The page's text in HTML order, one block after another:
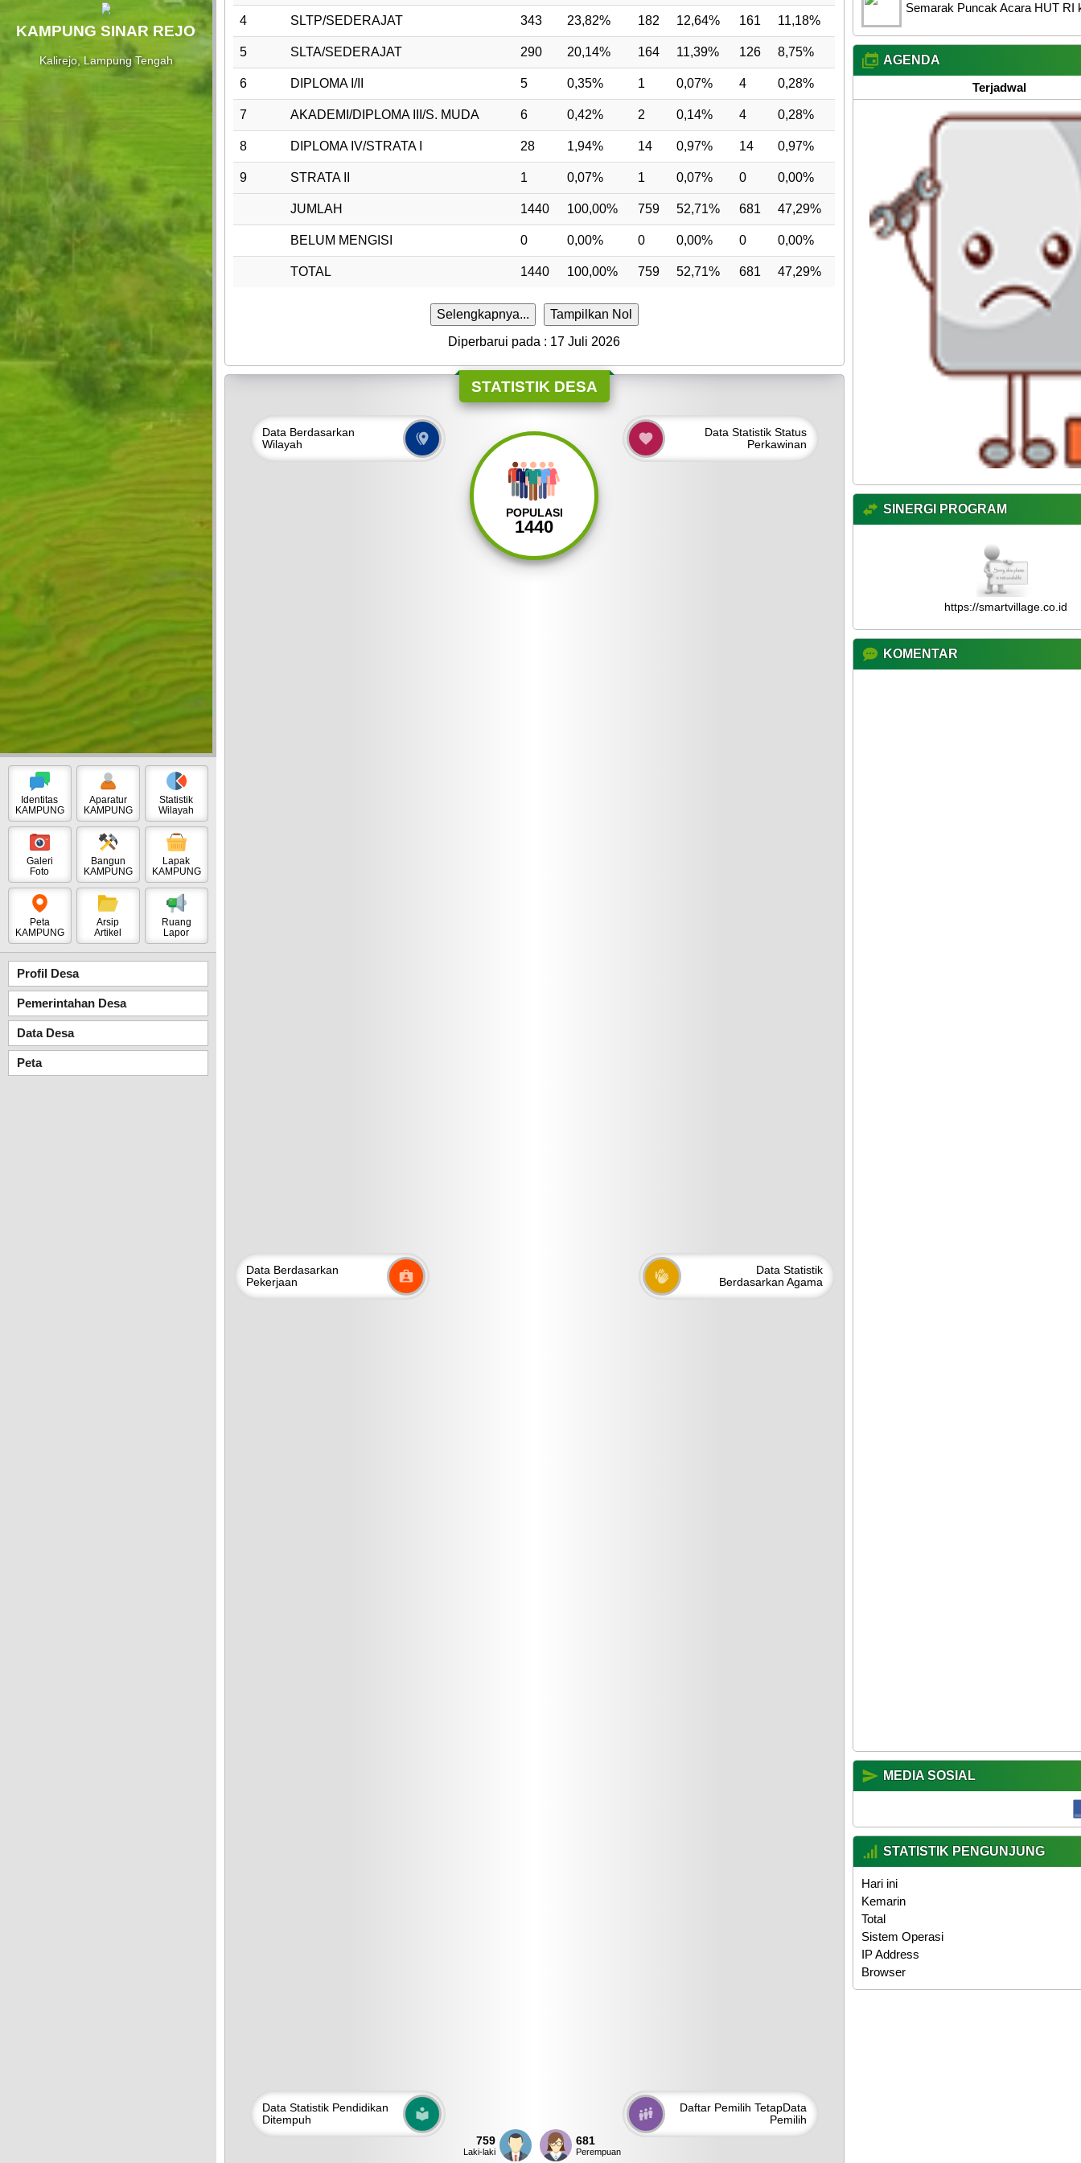
KAMPUNG SINAR REJO
Kalirejo, Lampung Tengah
Identitas
KAMPUNG
Aparatur
KAMPUNG
Statistik
Wilayah
Galeri
Foto
Bangun
KAMPUNG
Lapak
KAMPUNG
Peta
KAMPUNG
Arsip
Artikel
Ruang
Lapor
Profil Desa
Pemerintahan Desa
Data Desa
Peta
4 SLTP/SEDERAJAT 343 23,82% 182 12,64% 161 11,18%
5 SLTA/SEDERAJAT 290 20,14% 164 11,39% 126 8,75%
6 DIPLOMA I/II 5 0,35% 1 0,07% 4 0,28%
7 AKADEMI/DIPLOMA III/S. MUDA 6 0,42% 2 0,14% 4 0,28%
8 DIPLOMA IV/STRATA I 28 1,94% 14 0,97% 14 0,97%
9 STRATA II 1 0,07% 1 0,07% 0 0,00%
JUMLAH 1440 100,00% 759 52,71% 681 47,29%
BELUM MENGISI 0 0,00% 0 0,00% 0 0,00%
TOTAL 1440 100,00% 759 52,71% 681 47,29%
Selengkapnya...
Tampilkan Nol
Diperbarui pada : 17 Juli 2026
STATISTIK DESA
POPULASI
1440
759
Laki-laki
681
Perempuan
Data Berdasarkan
Wilayah
Data Berdasarkan
Pekerjaan
Data StatistikPendidikan
Ditempuh
Data Statistik Status
Perkawinan
Data Statistik
Berdasarkan Agama
Daftar Pemilih TetapData
Pemilih
Semarak Puncak Acara HUT RI
AGENDA
Terjadwal
SINERGI PROGRAM
https://smartvillage.co.id
KOMENTAR
MEDIA SOSIAL
STATISTIK PENGUNJUNG
Hari ini
Kemarin
Total
Sistem Operasi
IP Address
Browser